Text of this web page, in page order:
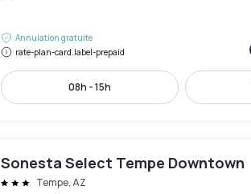
Annulation gratuite
rate-plan-card.label-prepaid
08h - 15h
Sonesta Select Tempe Downtown
Tempe, AZ